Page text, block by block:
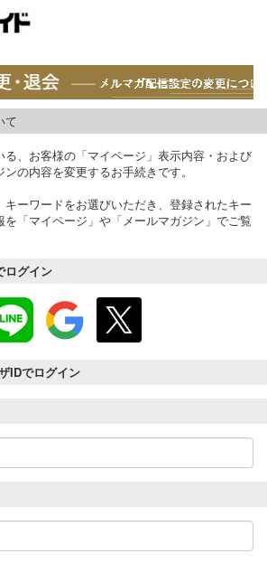
て
、お客様の「マイページ」表示内容・および
の内容を変更するお手続きです。
ーワードをお選びいただき、登録されたキー
「マイページ」や「メールマガジン」でご覧
ログイン
IDでログイン